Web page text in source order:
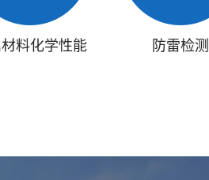
料化学性能 防雷检测